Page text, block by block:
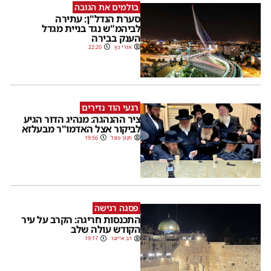
בולמים את הגובה
סערת הנדל"ן: עתירה
לביהמ"ש נגד בניית מגדל
הענק בבירה
אורי כץ 22:20
רגעי הוד נדירים
ציר ההנהגה: מנהיג הדור הגיע
לביקור אצל האדמו"ר מבעלזא
חנוך פוגל 19:56
פסגה רגישה
התכנסות חריגה: הקרב על עיר
הקודש עולה שלב
דב אייזנר 19:17